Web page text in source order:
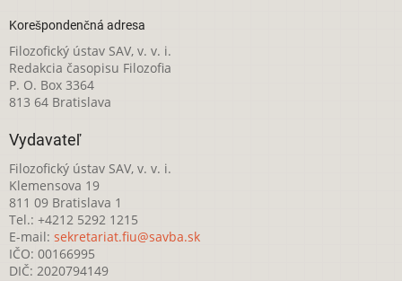
Korešpondenčná adresa
Filozofický ústav SAV, v. v. i.
Redakcia časopisu Filozofia
P. O. Box 3364
813 64 Bratislava
Vydavateľ
Filozofický ústav SAV, v. v. i.
Klemensova 19
811 09 Bratislava 1
Tel.: +4212 5292 1215
E-mail: sekretariat.fiu@savba.sk
IČO: 00166995
DIČ: 2020794149